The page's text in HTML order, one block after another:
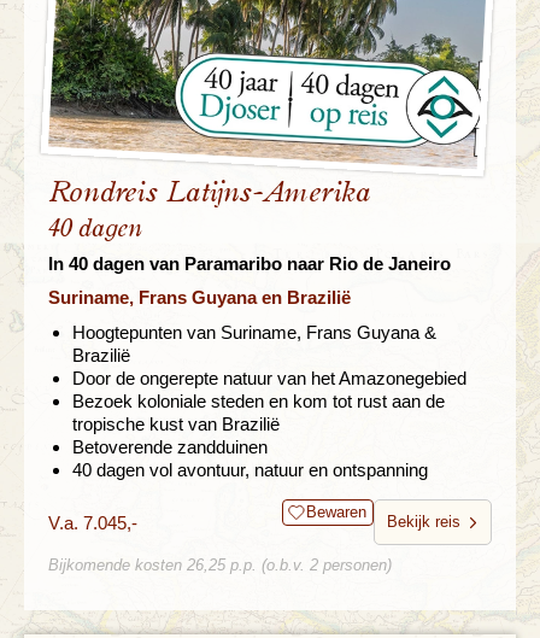
Rondreis Latijns-Amerika
40 dagen
In 40 dagen van Paramaribo naar Rio de Janeiro
Suriname, Frans Guyana en Brazilië
Hoogtepunten van Suriname, Frans Guyana &
Brazilië
Door de ongerepte natuur van het Amazonegebied
Bezoek koloniale steden en kom tot rust aan de
tropische kust van Brazilië
Betoverende zandduinen
40 dagen vol avontuur, natuur en ontspanning
V.a. 7.045,- Bewaren
Bekijk reis
Bijkomende kosten 26,25 p.p. (o.b.v. 2 personen)